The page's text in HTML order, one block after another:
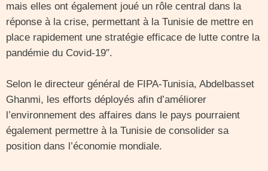
mais elles ont également joué un rôle central dans la
réponse à la crise, permettant à la Tunisie de mettre en
place rapidement une stratégie efficace de lutte contre la
pandémie du Covid-19″.
Selon le directeur général de FIPA-Tunisia, Abdelbasset
Ghanmi, les efforts déployés afin d’améliorer
l’environnement des affaires dans le pays pourraient
également permettre à la Tunisie de consolider sa
position dans l’économie mondiale.